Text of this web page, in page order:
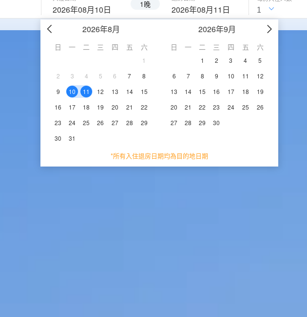
2026年08月10日 1晚
2026年08月11日
2026年8月
日 一 二 三 四 五 六
1
2
3 4 5 6 7
8
9
10 11 12 13 14
15
16
17 18 19 20 21
22
23
24 25 26 27 28
29
30
31
2026年9月
日 一 二 三 四 五 六
1 2 3 4
5
6
7 8 9 10 11
12
13
14 15 16 17 18
19
20
21 22 23 24 25
26
27
28 29 30
*所有入住退房日期均為目的地日期